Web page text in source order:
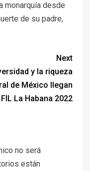
monarquía desde
de su padre,
Next
y la riqueza
de México llegan
La Habana 2022
no será
están